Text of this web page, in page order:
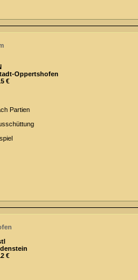
Oppertshofen
€
Partien
€